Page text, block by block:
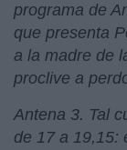
programa de
que presenta
a la madre de
proclive a
Antena 3. Tal
de 17 a 19,15: